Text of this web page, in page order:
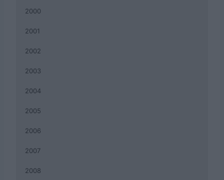
2000
2001
2002
2003
2004
2005
2006
2007
2008